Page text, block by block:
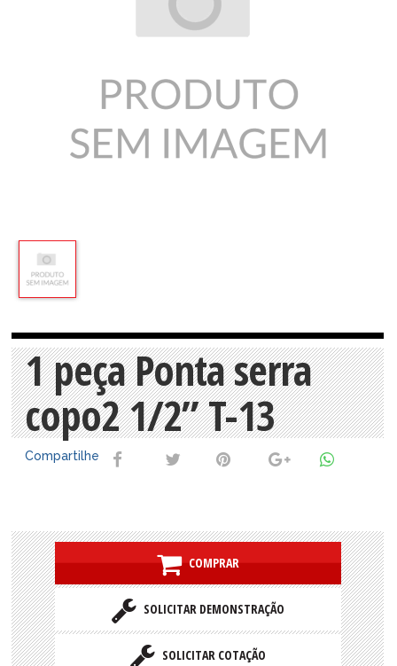
1 peça Ponta serra
copo2 1/2” T-13
Compartilhe
COMPRAR
SOLICITAR DEMONSTRAÇÃO
SOLICITAR COTAÇÃO